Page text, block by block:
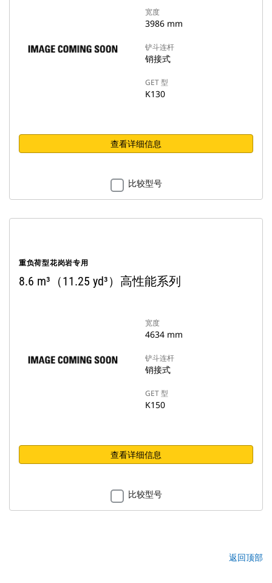
宽度
3986 mm
铲斗连杆
销接式
GET 型
K130
查看详细信息
比较型号
重负荷型花岗岩专用
8.6 m³（11.25 yd³）高性能系列
宽度
4634 mm
铲斗连杆
销接式
GET 型
K150
查看详细信息
比较型号
返回顶部